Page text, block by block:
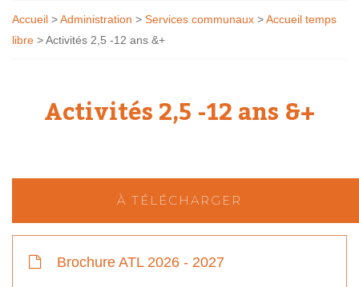
Accueil >Administration > Services communaux >Accueil temps
libre >Activités 2,5 -12 ans &+
Activités 2,5 -12 ans &+
À TÉLÉCHARGER
Brochure ATL 2026 - 2027